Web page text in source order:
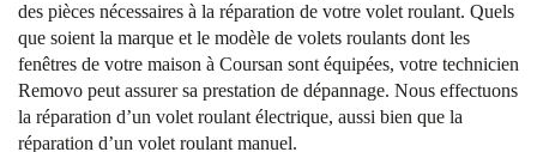
des pièces nécessaires à la réparation de votre volet roulant. Quels
que soient la marque et le modèle de volets roulants dont les
fenêtres de votre maison à Coursan sont équipées, votre technicien
Removo peut assurer sa prestation de dépannage. Nous effectuons
la réparation d’un volet roulant électrique, aussi bien que la
réparation d’un volet roulant manuel.